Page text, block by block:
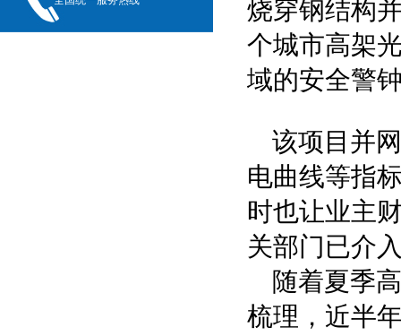
烧穿钢结构
个城市高架
域的安全警
该项目并
电曲线等指
时也让业主
关部门已介
随着夏季
梳理，近半